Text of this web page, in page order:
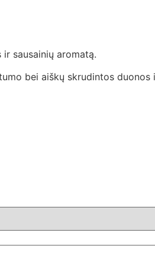
sausainių aromatą.
bei aiškų skrudintos duonos